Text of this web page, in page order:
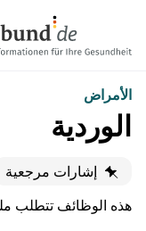
الأمراض
الوردية
إشارات مرجعية
هذه الوظائف تتطلب